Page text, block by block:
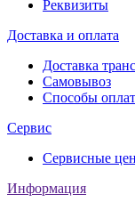
Реквизиты
Доставка и оплата
Доставка
Самовывоз
Способы
Сервис
Сервисные
Информация